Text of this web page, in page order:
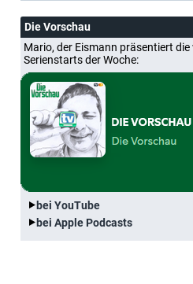
Die Vorschau
Mario, der Eismann präsentiert
Serienstarts der Woche:
bei YouTube
bei Apple Podcasts